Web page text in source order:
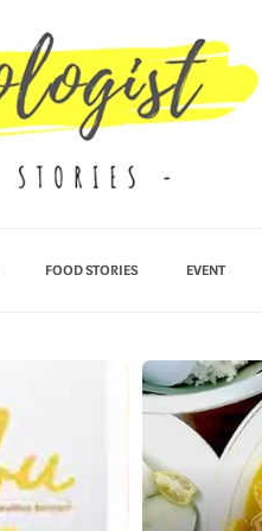
FOOD STORIES EVENT